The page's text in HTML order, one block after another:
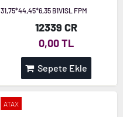
31,75*44,45*6,35 B1VISL FPM
12339 CR
0,00 TL
Sepete Ekle
ATAX